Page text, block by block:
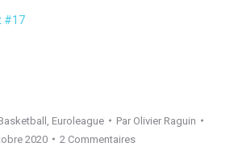
#17
Euroleague Par Olivier Raguin
2020
2 Commentaires